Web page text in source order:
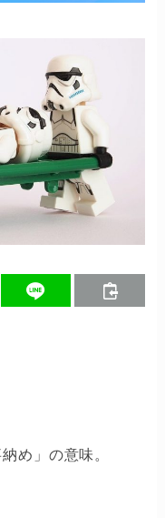
め」の意味。